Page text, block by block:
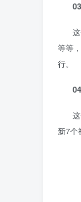
等等
行。
新7个